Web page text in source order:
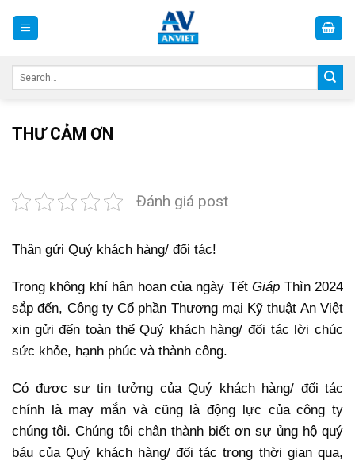
THƯ CẢM ƠN
Đánh giá post
Thân gửi Quý khách hàng/ đối tác!
Trong không khí hân hoan của ngày TếtGiáp Thìn 2024
sắp đến, Công ty Cổ phần Thương mại Kỹ thuật An Việt
xin gửi đến toàn thể Quý khách hàng/ đối tác lời chúc
sức khỏe, hạnh phúc và thành công.
Có được sự tin tưởng của Quý khách hàng/ đối tác
chính là may mắn và cũng là động lực của công ty
chúng tôi. Chúng tôi chân thành biết ơn sự ủng hộ quý
báu của Quý khách hàng/ đối tác trong thời gian qua,